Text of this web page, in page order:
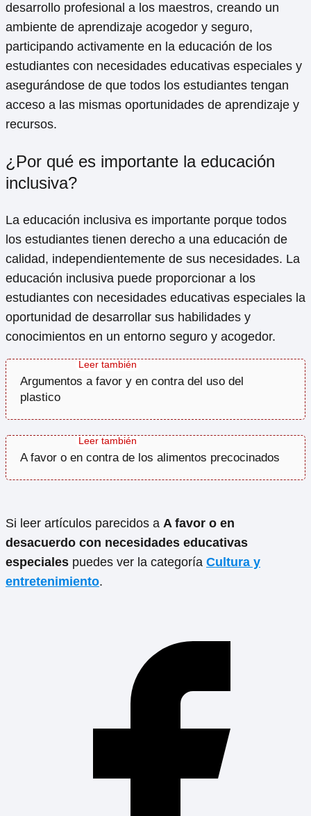
desarrollo profesional a los maestros, creando un
ambiente de aprendizaje acogedor y seguro,
participando activamente en la educación de los
estudiantes con necesidades educativas especiales y
asegurándose de que todos los estudiantes tengan
acceso a las mismas oportunidades de aprendizaje y
recursos.
¿Por qué es importante la educación
inclusiva?
La educación inclusiva es importante porque todos
los estudiantes tienen derecho a una educación de
calidad, independientemente de sus necesidades. La
educación inclusiva puede proporcionar a los
estudiantes con necesidades educativas especiales la
oportunidad de desarrollar sus habilidades y
conocimientos en un entorno seguro y acogedor.
Argumentos a favor y en contra del uso del
plastico
A favor o en contra de los alimentos precocinados
Si leer artículos parecidos a A favor o en
desacuerdo con necesidades educativas
especiales puedes ver la categoría Cultura y
entretenimiento.